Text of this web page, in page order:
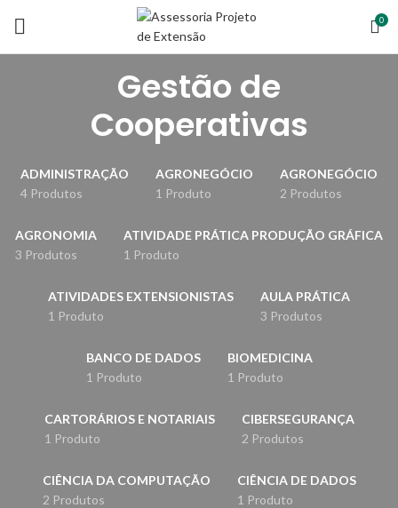
0
Gestão de
Cooperativas
ADMINISTRAÇÃO
4 Produtos
AGRONEGÓCIO
1 Produto
AGRONEGÓCIO
2 Produtos
AGRONOMIA
3 Produtos
ATIVIDADE PRÁTICA PRODUÇÃO GRÁFICA
1 Produto
ATIVIDADES EXTENSIONISTAS
1 Produto
AULA PRÁTICA
3 Produtos
BANCO DE DADOS
1 Produto
BIOMEDICINA
1 Produto
CARTORÁRIOS E NOTARIAIS
1 Produto
CIBERSEGURANÇA
2 Produtos
CIÊNCIA DA COMPUTAÇÃO
2 Produtos
CIÊNCIA DE DADOS
1 Produto